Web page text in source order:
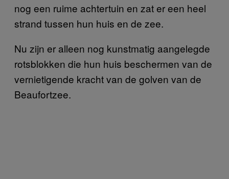
nog een ruime achtertuin en zat er een heel
strand tussen hun huis en de zee.
Nu zijn er alleen nog kunstmatig aangelegde
rotsblokken die hun huis beschermen van de
vernietigende kracht van de golven van de
Beaufortzee.